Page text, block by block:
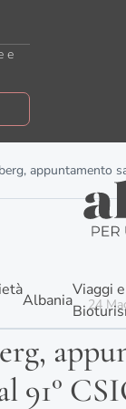
e
Albania
Viaggi e
appuntamento
24
91°